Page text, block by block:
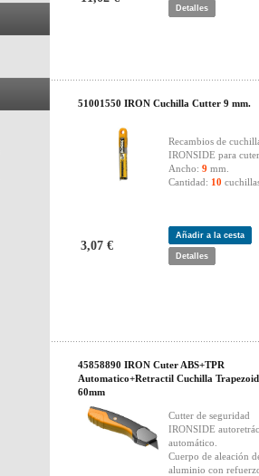
Detalles
51001550 IRON Cuchilla Cutter 9 mm.
Recambios de
IRONSIDE para cuter
Ancho: 9 mm.
Cantidad: 10
3,07 €
Añadir a la cesta
Detalles
45858890 IRON Cuter ABS+TPR
Automatico+Retractil Cuchilla
60mm
Cutter de seguridad
IRONSIDE
automático.
Cuerpo de aleación
aluminio con